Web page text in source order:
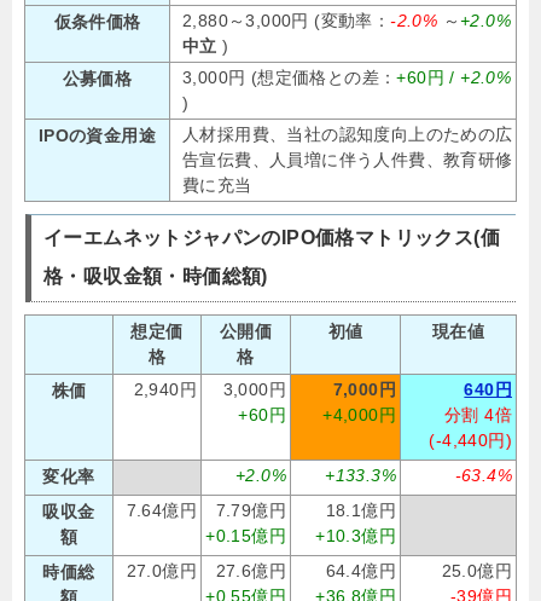
仮条件価格
2,880～3,000円 (変動率：-2.0% ～+2.0%
中立 )
公募価格
3,000円 (想定価格との差：+60円 /+2.0%
)
IPOの資金用途
人材採用費、当社の認知度向上のための広
告宣伝費、人員増に伴う人件費、教育研修
費に充当
イーエムネットジャパンのIPO価格マトリックス(価
格・吸収金額・時価総額)
想定価
格
公開価
格
初値 現在値
株価 2,940円
3,000円
+60円
7,000円
+4,000円
640円
分割 4倍
(-4,440円)
変化率
+2.0% +133.3%
-63.4%
吸収金
額
7.64億円
7.79億円
+0.15億円
18.1億円
+10.3億円
時価総
額
27.0億円
27.6億円
+0.55億円
64.4億円
+36.8億円
25.0億円
-39億円